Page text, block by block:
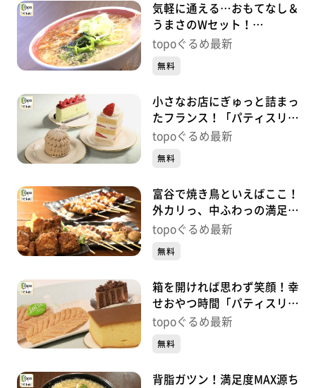
気軽に通える…おもてなし＆
うまさのWセット！
「OMOUMA麺堂」（富谷市
め】
topoぐるめ最新
無料
小さなお店にぎゅっと詰まっ
たフランス！「パティスリー
レクリア」（富谷市日吉台）
topoぐるめ最新
無料
富谷で焼き鳥といえばここ！
外カリっ、中ふわっの満足の
一串！「翔家」（富谷市成
topoぐるめ最新
無料
箱を開ければ思わず笑顔！幸
せおやつ時間「パティスリー
アンシャンテ」（泉区泉ヶ
topoぐるめ最新
無料
背脂ガツン！満足度MAX源ち